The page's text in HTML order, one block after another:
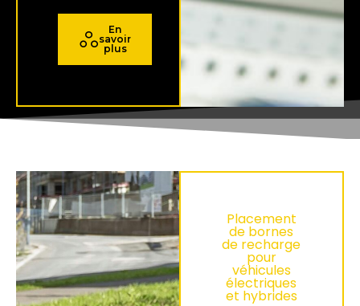
En
savoir
plus
Placement
de bornes
de recharge
pour
véhicules
électriques
et hybrides